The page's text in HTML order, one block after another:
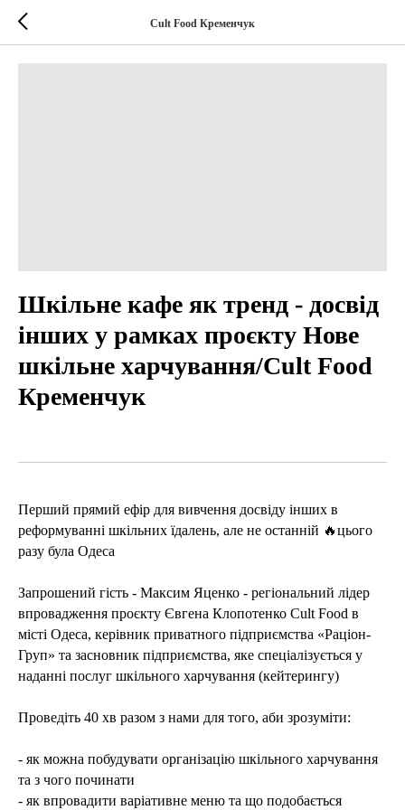
Cult Food Кременчук
Шкільне кафе як тренд - досвід
інших у рамках проєкту Нове
шкільне харчування/Cult Food
Кременчук
Перший прямий ефір для вивчення досвіду інших в
реформуванні шкільних їдалень, але не останній 🔥цього
разу була Одеса
Запрошений гість - Максим Яценко - регіональний лідер
впровадження проєкту Євгена Клопотенко Cult Food в
місті Одеса, керівник приватного підприємства «Раціон-
Груп» та засновник підприємства, яке спеціалізується у
наданні послуг шкільного харчування (кейтерингу)
Проведіть 40 хв разом з нами для того, аби зрозуміти:
- як можна побудувати організацію шкільного харчування
та з чого починати
- як впровадити варіативне меню та що подобається